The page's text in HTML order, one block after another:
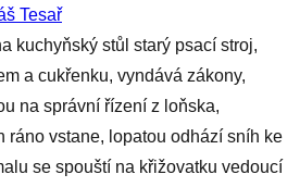
Tesař
kuchyňský stůl starý psací stroj,
a cukřenku, vyndává zákony,
na správní řízení z loňska,
ráno vstane, lopatou odhází sníh ke
se spouští na křižovatku vedoucí